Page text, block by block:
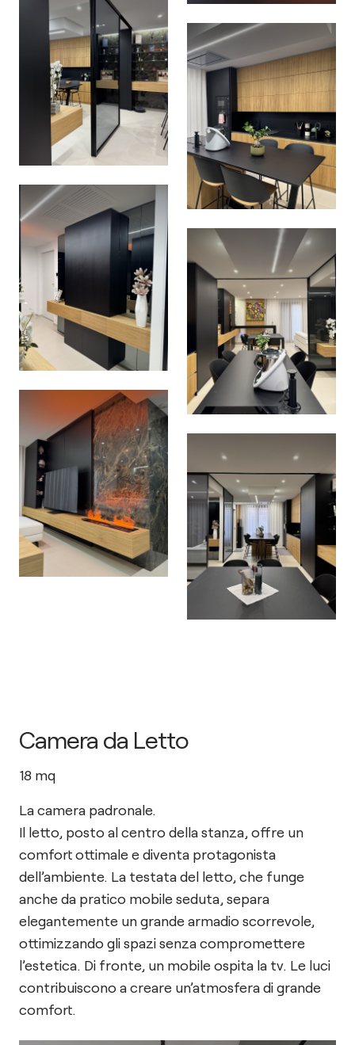
Camera da Letto
18 mq
La camera padronale.
Il letto, posto al centro della stanza, offre un
comfort ottimale e diventa protagonista
dell’ambiente. La testata del letto, che funge
anche da pratico mobile seduta, separa
elegantemente un grande armadio scorrevole,
ottimizzando gli spazi senza compromettere
l’estetica. Di fronte, un mobile ospita la tv. Le luci
contribuiscono a creare un’atmosfera di grande
comfort.